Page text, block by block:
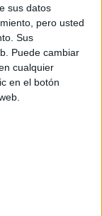
sus datos
pero usted
Sus
Puede cambiar
cualquier
en el botón
*